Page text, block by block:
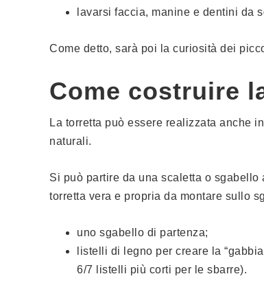
lavarsi faccia, manine e dentini da
Come detto, sarà poi la curiosità dei
Come costruire
La torretta può essere realizzata anche
naturali.
Si può partire da una scaletta o
torretta vera e propria da montare sullo
uno sgabello di partenza;
listelli di legno per creare la
6/7 listelli più corti per le sbarre).